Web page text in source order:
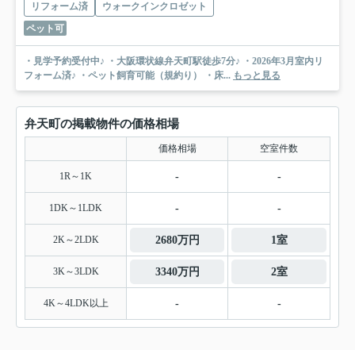
リフォーム済
ウォークインクロゼット
ペット可
・見学予約受付中♪ ・大阪環状線弁天町駅徒歩7分♪ ・2026年3月室内リ
フォーム済♪ ・ペット飼育可能（規約り） ・床... もっと見る
弁天町の掲載物件の価格相場
価格相場 空室件数
1R～1K - -
1DK～1LDK - -
2K～2LDK 2680万円 1室
3K～3LDK 3340万円 2室
4K～4LDK以上 - -